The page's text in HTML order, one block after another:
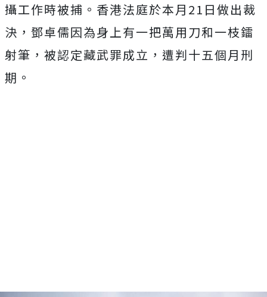
攝工作時被捕。香港法庭於本月21日做出裁
決，鄧卓儒因為身上有一把萬用刀和一枝鐳
射筆，被認定藏武罪成立，遭判十五個月刑
期。